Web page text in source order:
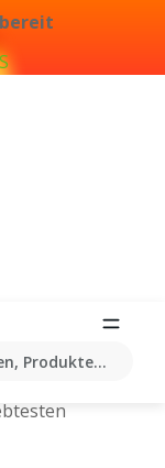
Produkten...
und